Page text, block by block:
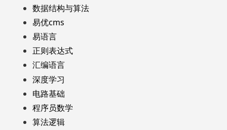
数据结构与算法
易优cms
易语言
正则表达式
汇编语言
深度学习
电路基础
程序员数学
算法逻辑